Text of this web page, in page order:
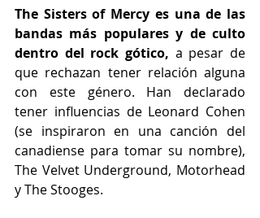
The Sisters of Mercy es una de las
bandas más populares y de culto
dentro del rock gótico, a pesar de
que rechazan tener relación alguna
con este género. Han declarado
tener influencias de Leonard Cohen
(se inspiraron en una canción del
canadiense para tomar su nombre),
The Velvet Underground, Motorhead
y The Stooges.